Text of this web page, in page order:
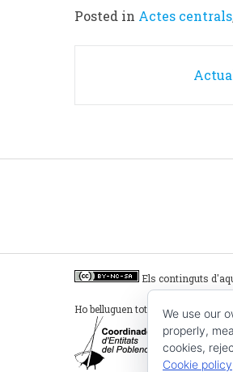
Posted in Actes centrals
navigation
Els continguts
Ho belluguen tot plegats:We use our
properly,
cookies,
Cookie policy